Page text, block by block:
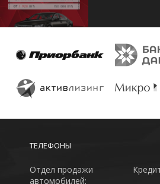
ТЕЛЕФОНЫ
Отдел продажи
автомобилей: